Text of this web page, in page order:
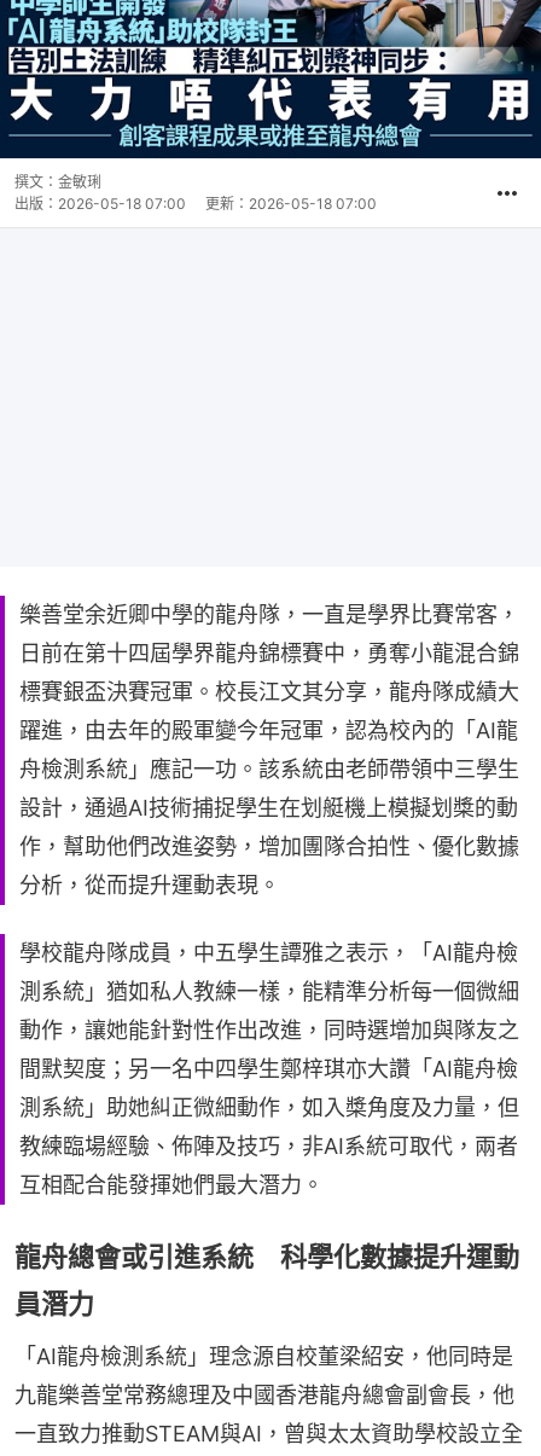
撰文： 金敏琍
出版： 2026-05-18 07:00 更新： 2026-05-18 07:00
樂善堂余近卿中學的龍舟隊，一直是學界比賽常客，
日前在第十四屆學界龍舟錦標賽中，勇奪小龍混合錦
標賽銀盃決賽冠軍。校長江文其分享，龍舟隊成績大
躍進，由去年的殿軍變今年冠軍，認為校內的「AI龍
舟檢測系統」應記一功。該系統由老師帶領中三學生
設計，通過AI技術捕捉學生在划艇機上模擬划槳的動
作，幫助他們改進姿勢，增加團隊合拍性、優化數據
分析，從而提升運動表現。
學校龍舟隊成員，中五學生譚雅之表示，「AI龍舟檢
測系統」猶如私人教練一樣，能精準分析每一個微細
動作，讓她能針對性作出改進，同時選增加與隊友之
間默契度；另一名中四學生鄭梓琪亦大讚「AI龍舟檢
測系統」助她糾正微細動作，如入槳角度及力量，但
教練臨場經驗、佈陣及技巧，非AI系統可取代，兩者
互相配合能發揮她們最大潛力。
龍舟總會或引進系統 科學化數據提升運動
員潛力
「AI龍舟檢測系統」理念源自校董梁紹安，他同時是
九龍樂善堂常務總理及中國香港龍舟總會副會長，他
一直致力推動STEAM與AI，曾與太太資助學校設立全